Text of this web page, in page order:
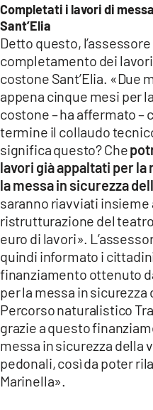
Completati i lavori di
Sant’Elia
Detto questo,
completamento dei
costone Sant’Elia. «Due
appena cinque mesi per
costone – ha affermato –
termine il collaudo
significa questo? Che
lavori già appaltati per
la messa in sicurezza
saranno riavviati insieme
ristrutturazione del
euro di lavori».
quindi informato i
finanziamento ottenuto
per la messa in sicurezza
Percorso naturalistico
grazie a questo
messa in sicurezza della
pedonali, così da poter
Marinella».